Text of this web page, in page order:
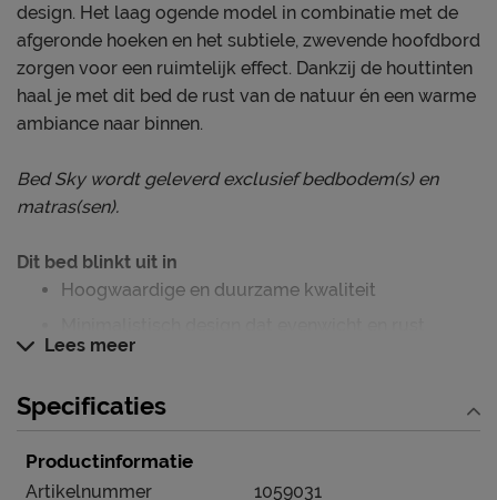
design. Het laag ogende model in combinatie met de
afgeronde hoeken en het subtiele, zwevende hoofdbord
zorgen voor een ruimtelijk effect. Dankzij de houttinten
haal je met dit bed de rust van de natuur én een warme
ambiance naar binnen.
Bed Sky wordt geleverd exclusief bedbodem(s) en
matras(sen).
Dit bed blinkt uit in
Hoogwaardige en duurzame kwaliteit
creëert
Persoonlijk slaapcomfort
Dit bed wordt geleverd exclusief bedbodem(s) en
Lees meer
Specificaties
Productinformatie
Artikelnummer
1059031